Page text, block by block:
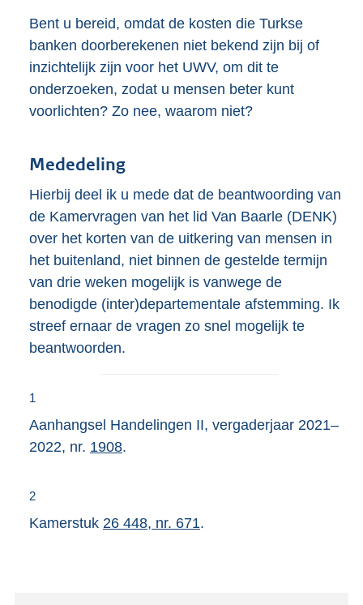
Bent u bereid, omdat de kosten die Turkse
banken doorberekenen niet bekend zijn bij of
inzichtelijk zijn voor het UWV, om dit te
onderzoeken, zodat u mensen beter kunt
voorlichten? Zo nee, waarom niet?
Mededeling
Hierbij deel ik u mede dat de beantwoording van
de Kamervragen van het lid Van Baarle (DENK)
over het korten van de uitkering van mensen in
het buitenland, niet binnen de gestelde termijn
van drie weken mogelijk is vanwege de
benodigde (inter)departementale afstemming. Ik
streef ernaar de vragen zo snel mogelijk te
beantwoorden.
1
Aanhangsel Handelingen II, vergaderjaar 2021–
2022, nr. 1908.
2
Kamerstuk 26 448, nr. 671.